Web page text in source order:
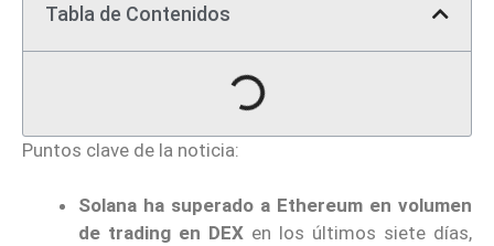
Tabla de Contenidos
Puntos clave de la noticia:
Solana ha superado a Ethereum en volumen
de trading en DEX en los últimos siete días,